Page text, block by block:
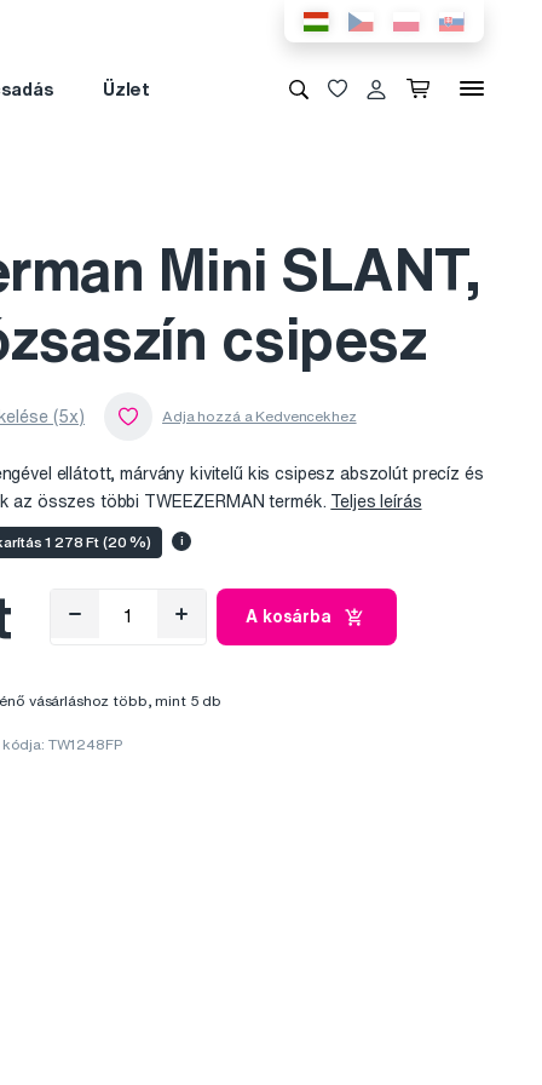
Üzlet
Mini SLANT,
csipesz
(5x)
ellátott, márvány kivitelű kis csipesz abszolút precíz és
az összes többi TWEEZERMAN termék. Teljes leírás
1 278 Ft (20 %) i
A kosárba
vásárláshoz több, mint 5 db
kódja: TW1248FP